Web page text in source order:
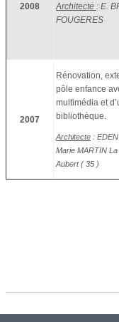
2008 Architecte : E.
FOUGERES
2007
Rénovation,
pôle enfance
multimédia et
bibliothèque.
Architecte :
Marie MARTIN
Aubert ( 35 )